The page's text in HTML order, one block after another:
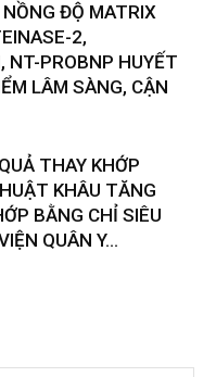
ĐỘ MATRIX
2,
NT-PROBNP HUYẾT
LÂM SÀNG, CẬN
THAY KHỚP
KHÂU TĂNG
BẰNG CHỈ SIÊU
QUÂN Y...